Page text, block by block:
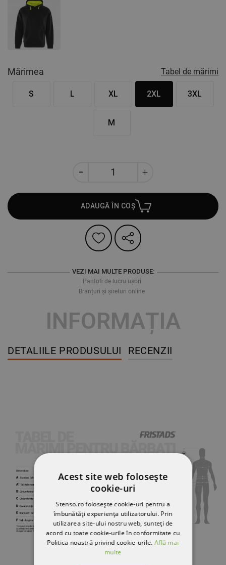
Mărimea Tabel de mărimi
S L XL 2XL 3XL
M
ADAUGĂ ÎN COȘ
VEZI MAI MULTE PRODUSE:
Pantofi de lucru ușori
Branțuri și șireturi online
INFORMAȚIA
DETALIILE PRODUSULUI RECENZII
Acest site web folosește
cookie-uri
Stenso.ro folosește cookie-uri pentru a
îmbunătăți experiența utilizatorului. Prin
utilizarea site-ului nostru web, sunteți de
acord cu toate cookie-urile în conformitate cu
Politica noastră privind cookie-urile.Află mai
multe